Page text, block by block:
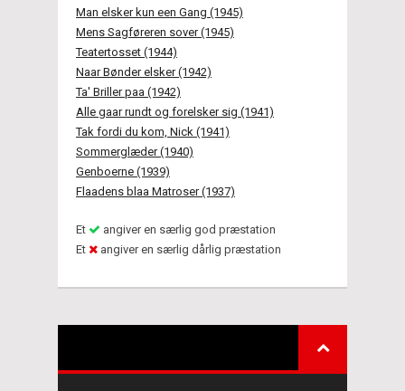
Man elsker kun een Gang (1945)
Mens Sagføreren sover (1945)
Teatertosset (1944)
Naar Bønder elsker (1942)
Ta' Briller paa (1942)
Alle gaar rundt og forelsker sig (1941)
Tak fordi du kom, Nick (1941)
Sommerglæder (1940)
Genboerne (1939)
Flaadens blaa Matroser (1937)
Et
angiver en særlig god præstation
Et
angiver en særlig dårlig præstation